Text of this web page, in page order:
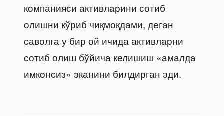
компанияси активларини сотиб
олишни кўриб чиқмоқдами, деган
саволга у бир ой ичида активларни
сотиб олиш бўйича келишиш «амалда
имконсиз» эканини билдирган эди.